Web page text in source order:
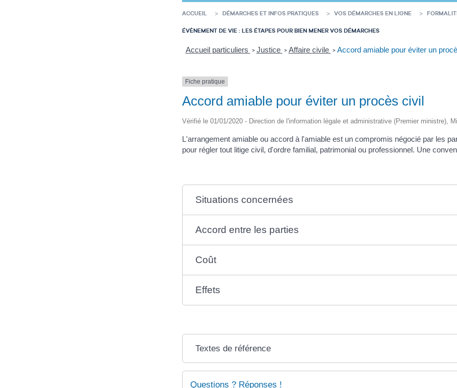
ACCUEIL DÉMARCHES ET INFOS PRATIQUES VOS DÉMARCHES EN LIGNE
ÉVÈNEMENT DE VIE : LES ÉTAPES POUR BIEN MENER VOS DÉMARCHES
Accueil particuliers > Justice > Affaire civile > Accord amiable pour éviter un
Fiche pratique
Accord amiable pour éviter un procès civil
Vérifié le 01/01/2020 - Direction de l'information légale et administrative (Premier ministre),
L'arrangement amiable ou accord à l'amiable est un compromis négocié par les
pour régler tout litige civil, d'ordre familial, patrimonial ou professionnel. Une
Situations concernées
Accord entre les parties
Coût
Effets
Textes de référence
Questions ? Réponses !